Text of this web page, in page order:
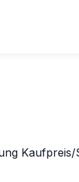
Kaufpreis/